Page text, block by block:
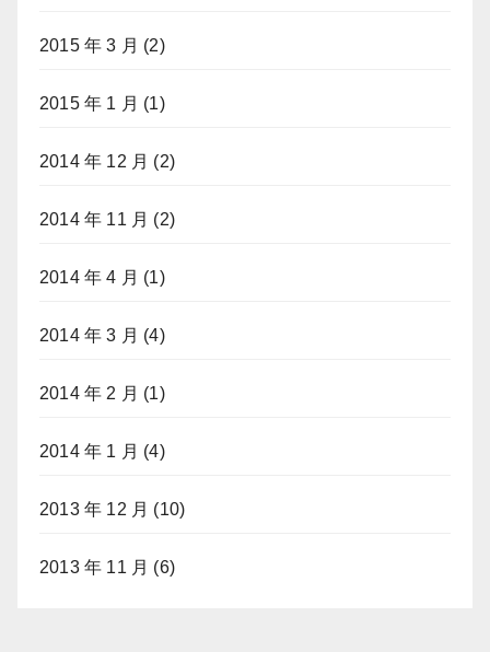
2015 年 3 月 (2)
2015 年 1 月 (1)
2014 年 12 月 (2)
2014 年 11 月 (2)
2014 年 4 月 (1)
2014 年 3 月 (4)
2014 年 2 月 (1)
2014 年 1 月 (4)
2013 年 12 月 (10)
2013 年 11 月 (6)